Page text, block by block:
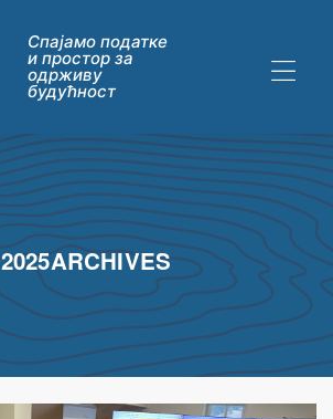
Спајамо податке
и простор за
одрживу
будућност
2025ARCHIVES